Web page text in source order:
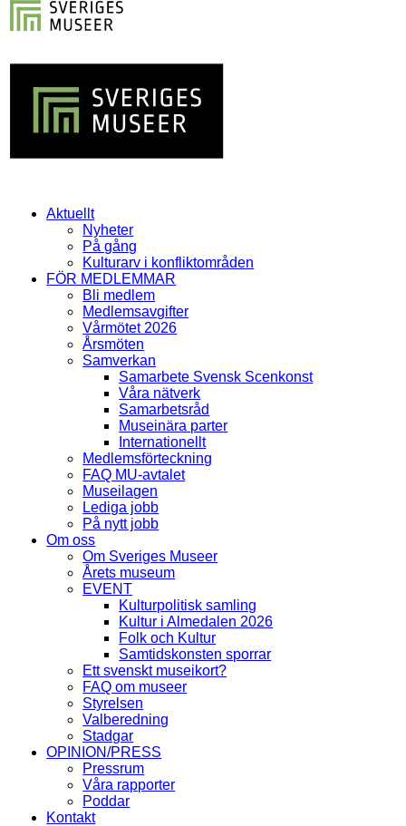
Aktuellt
Nyheter
På gång
Kulturarv i konfliktområden
FÖR MEDLEMMAR
Bli medlem
Medlemsavgifter
Vårmötet 2026
Årsmöten
Samverkan
Samarbete Svensk Scenkonst
Våra nätverk
Samarbetsråd
Museinära parter
Internationellt
Medlemsförteckning
FAQ MU-avtalet
Museilagen
Lediga jobb
På nytt jobb
Om oss
Om Sveriges Museer
Årets museum
EVENT
Kulturpolitisk samling
Kultur i Almedalen 2026
Folk och Kultur
Samtidskonsten sporrar
Ett svenskt museikort?
FAQ om museer
Styrelsen
Valberedning
Stadgar
OPINION/PRESS
Pressrum
Våra rapporter
Poddar
Kontakt